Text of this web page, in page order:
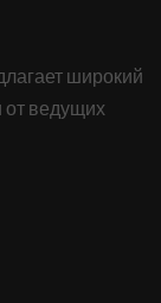
широкий
от ведущих